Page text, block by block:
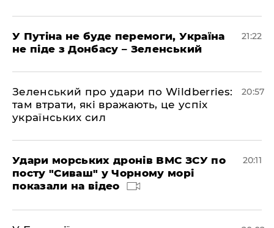
У Путіна не буде перемоги, Україна
не піде з Донбасу – Зеленський
21:22
Зеленський про удари по Wildberries:
там втрати, які вражають, це успіх
українських сил
20:57
Удари морських дронів ВМС ЗСУ по
посту "Сиваш" у Чорному морі
показали на відео
20:11